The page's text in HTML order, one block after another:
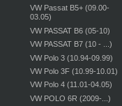
VW Passat B5+ (09.00-
03.05)
VW PASSAT B6 (05-10)
VW PASSAT B7 (10 - ...)
VW Polo 3 (10.94-09.99)
VW Polo 3F (10.99-10.01)
VW Polo 4 (11.01-04.05)
VW POLO 6R (2009-...)